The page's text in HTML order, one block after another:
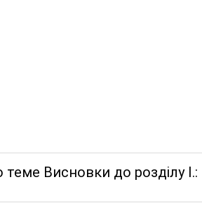
теме Висновки до розділу I.: